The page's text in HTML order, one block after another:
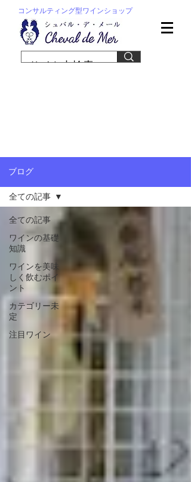
コンサルティング型ワインショップ
ブログ
全ての記事
ワインの基礎
知識
ワインを美味
しく飲むポイ
ント
カテゴリー未
定
注目ワイン
全ての記事